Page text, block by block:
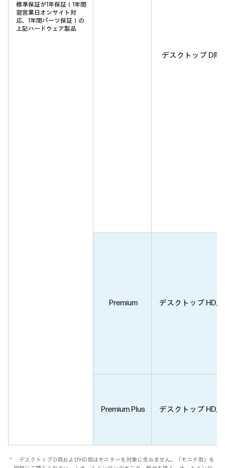
標準保証が1年保証（1年間
翌営業日オンサイト対
応、1年間パーツ保証）の
上記ハードウェア製品
デスクトップ D用
Premium デスクトップ HD用
Premium Plus デスクトップ HD用
＊ デスクトップ D用およびHD用はモニターを対象に含みません。「モニタ用」を